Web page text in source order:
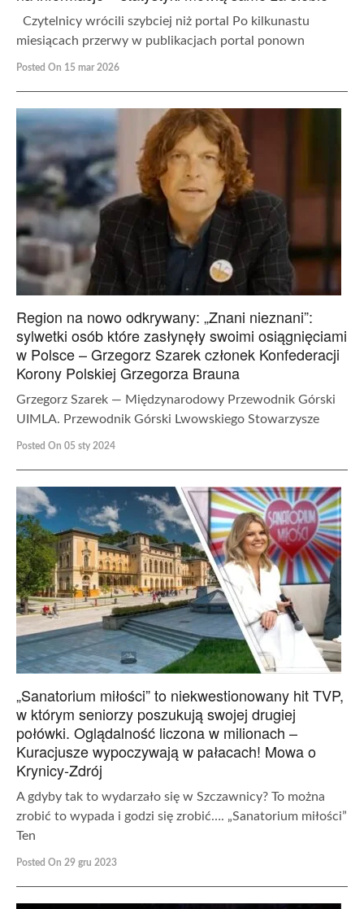
Czytelnicy wrócili szybciej niż portal Po kilkunastu
miesiącach przerwy w publikacjach portal ponown
Posted On 15 mar 2026
Region na nowo odkrywany: „Znani nieznani”:
sylwetki osób które zasłynęły swoimi osiągnięciami
w Polsce – Grzegorz Szarek członek Konfederacji
Korony Polskiej Grzegorza Brauna
Grzegorz Szarek — Międzynarodowy Przewodnik Górski
UIMLA. Przewodnik Górski Lwowskiego Stowarzysze
Posted On 05 sty 2024
„Sanatorium miłości” to niekwestionowany hit TVP,
w którym seniorzy poszukują swojej drugiej
połówki. Oglądalność liczona w milionach –
Kuracjusze wypoczywają w pałacach! Mowa o
Krynicy-Zdrój
A gdyby tak to wydarzało się w Szczawnicy? To można
zrobić to wypada i godzi się zrobić…. „Sanatorium miłości”
Ten
Posted On 29 gru 2023